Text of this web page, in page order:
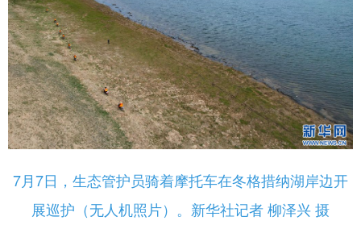
7月7日，生态管护员骑着摩托车在冬格措纳湖岸边开
展巡护（无人机照片）。新华社记者 柳泽兴 摄